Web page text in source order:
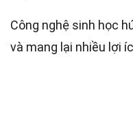
Công nghệ sinh học
và mang lại nhiều lợi